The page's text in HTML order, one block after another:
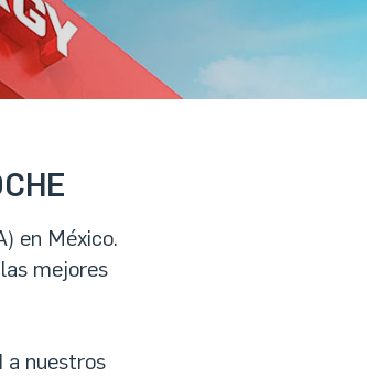
en México.
mejores
a nuestros